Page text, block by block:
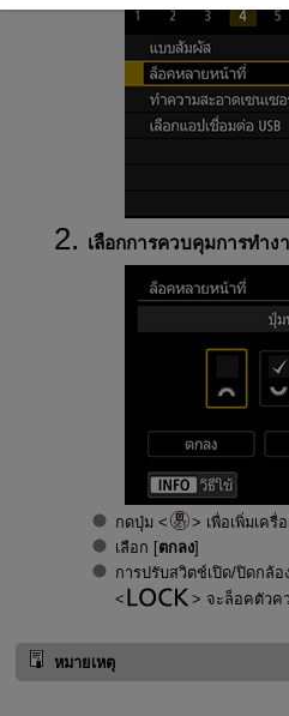
เลือกการควบคุมการทำ
กดปุ่ม เพื่อเพิ่มเครื่
เลือก [ตกลง]
การปรับสวิตช์เปิด/ปิดกล้
จะล็อคตัวค
หมายเหตุ